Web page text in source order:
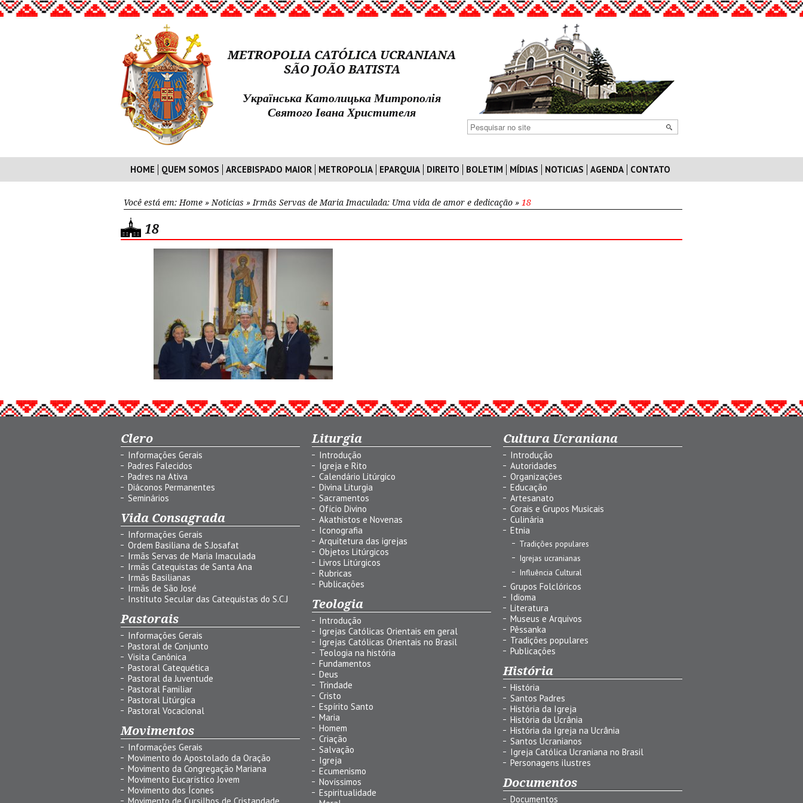
METROPOLIA CATÓLICA UCRANIANA
SÃO JOÃO BATISTA
Українська Католицька Митрополія
Святого Івана Христителя
HOME QUEM SOMOS ARCEBISPADO MAIOR METROPOLIA EPARQUIA DIREITO BOLETIM MÍDIAS NOTICIAS AGENDA CONTATO
Você está em: Home » Noticias » Irmãs Servas de Maria Imaculada: Uma vida de amor e dedicação » 18
18
Clero
Informações Gerais
Padres Falecidos
Padres na Ativa
Diáconos Permanentes
Seminários
Vida Consagrada
Informações Gerais
Ordem Basiliana de S.Josafat
Irmãs Servas de Maria Imaculada
Irmãs Catequistas de Santa Ana
Irmãs Basilianas
Irmãs de São José
Instituto Secular das Catequistas do S.C.J
Pastorais
Informações Gerais
Pastoral de Conjunto
Visita Canônica
Pastoral Catequética
Pastoral da Juventude
Pastoral Familiar
Pastoral Litúrgica
Pastoral Vocacional
Movimentos
Informações Gerais
Movimento do Apostolado da Oração
Movimento da Congregação Mariana
Movimento Eucarístico Jovem
Movimento dos Ícones
Liturgia
Introdução
Igreja e Rito
Calendário Litúrgico
Divina Liturgia
Sacramentos
Ofício Divino
Akathistos e Novenas
Iconografia
Arquitetura das igrejas
Objetos Litúrgicos
Livros Litúrgicos
Rubricas
Publicações
Teologia
Introdução
Igrejas Católicas Orientais em geral
Igrejas Católicas Orientais no Brasil
Teologia na história
Fundamentos
Deus
Trindade
Cristo
Espírito Santo
Maria
Homem
Criação
Salvação
Igreja
Ecumenismo
Novíssimos
Espiritualidade
Cultura Ucraniana
Introdução
Autoridades
Organizações
Educação
Artesanato
Corais e Grupos Musicais
Culinária
Etnia
Tradições populares
Igrejas ucranianas
Influência Cultural
Grupos Folclóricos
Idioma
Literatura
Museus e Arquivos
Pêssanka
Tradições populares
Publicações
História
História
Santos Padres
História da Igreja
História da Ucrânia
História da Igreja na Ucrânia
Santos Ucranianos
Igreja Católica Ucraniana no Brasil
Personagens ilustres
Documentos
Documentos